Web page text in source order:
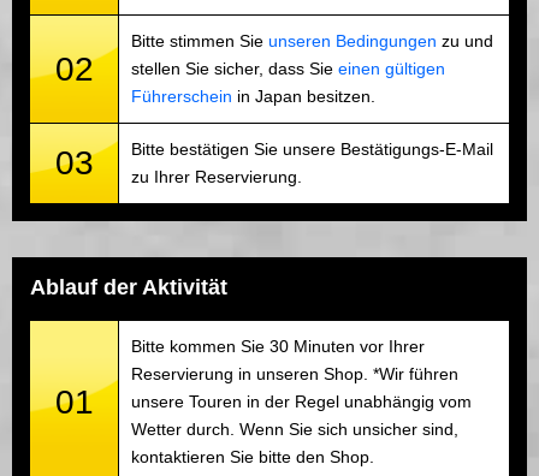
02
Bitte stimmen Sie unseren Bedingungen zu und
stellen Sie sicher, dass Sie einen gültigen
Führerschein in Japan besitzen.
03
Bitte bestätigen Sie unsere Bestätigungs-E-Mail
zu Ihrer Reservierung.
Ablauf der Aktivität
01
Bitte kommen Sie 30 Minuten vor Ihrer
Reservierung in unseren Shop. *Wir führen
unsere Touren in der Regel unabhängig vom
Wetter durch. Wenn Sie sich unsicher sind,
kontaktieren Sie bitte den Shop.